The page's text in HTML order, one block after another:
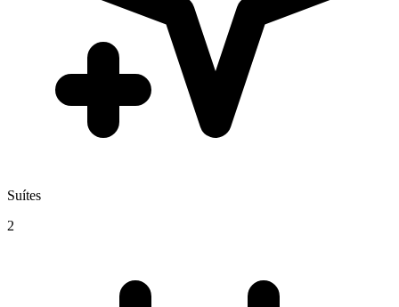
Suítes
2